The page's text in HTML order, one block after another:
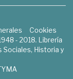
Cookies
- 2018. Librería
Sociales, Historia y